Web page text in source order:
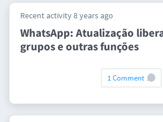
Recent activity 8 years ago
WhatsApp: Atualização
grupos e outras funções
1 Comment